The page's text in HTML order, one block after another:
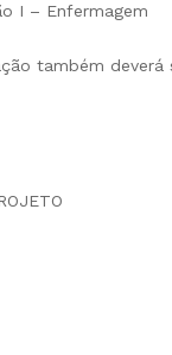
I – Enfermagem
também